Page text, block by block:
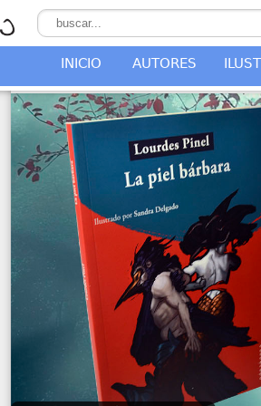
INICIO AUTORES